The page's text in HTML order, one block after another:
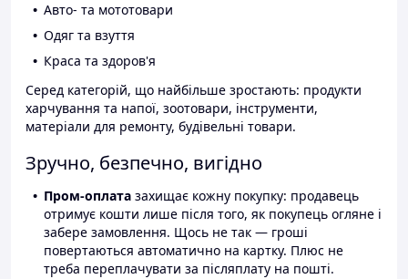
Авто- та мототовари
Одяг та взуття
Краса та здоров'я
Серед категорій, що найбільше зростають: продукти
харчування та напої, зоотовари, інструменти,
матеріали для ремонту, будівельні товари.
Зручно, безпечно, вигідно
Пром-оплата захищає кожну покупку: продавець
отримує кошти лише після того, як покупець огляне і
забере замовлення. Щось не так — гроші
повертаються автоматично на картку. Плюс не
треба переплачувати за післяплату на пошті.